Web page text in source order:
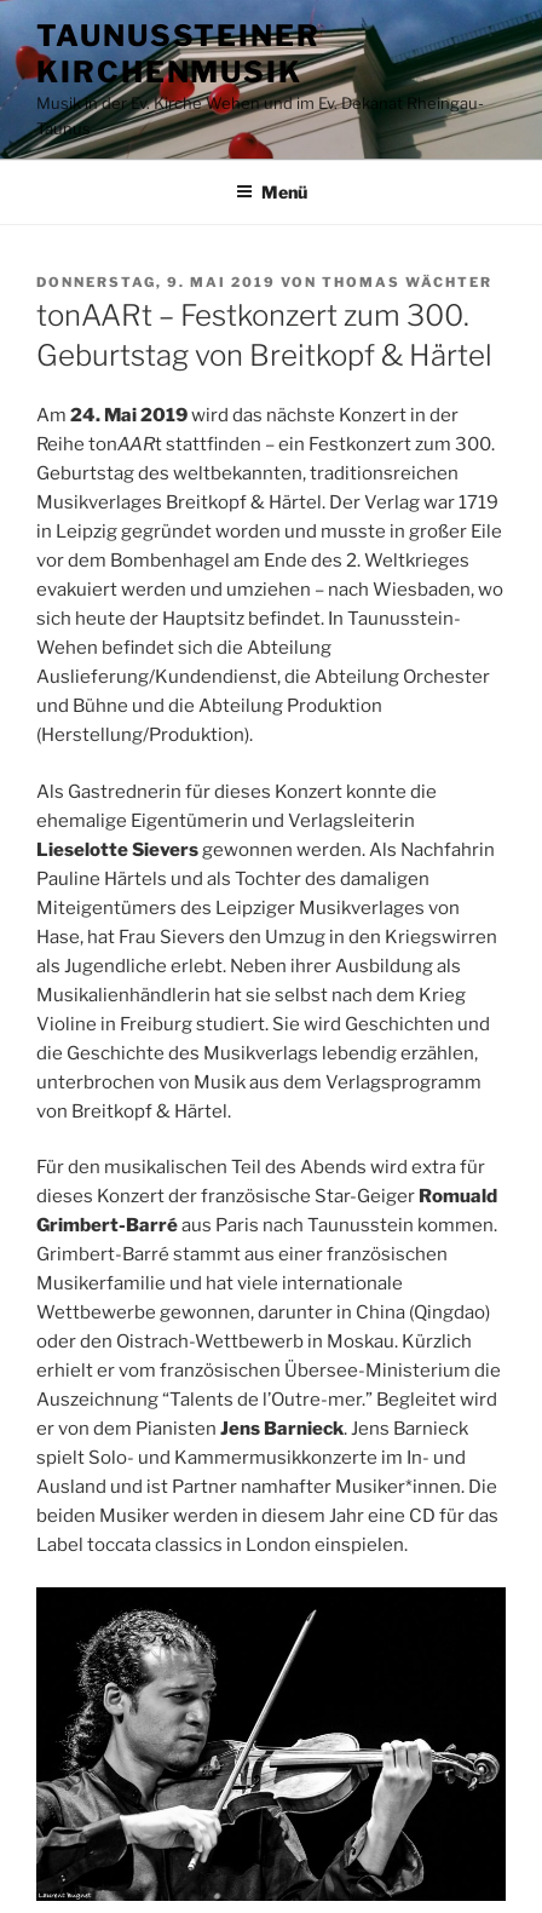
Inhalt
springen
TAUNUSSTEINER
KIRCHENMUSIK
Musik in der Ev. Kirche Wehen und im Ev. Dekanat Rheingau-
Taunus
Menü
VERÖFFENTLICHT
AM
DONNERSTAG, 9. MAI 2019 VON THOMAS WÄCHTER
tonAARt – Festkonzert zum 300.
Geburtstag von Breitkopf & Härtel
Am 24. Mai 2019wird das nächste Konzert in der
Reihe tonAARt stattfinden – ein Festkonzert zum 300.
Geburtstag des weltbekannten, traditionsreichen
Musikverlages Breitkopf & Härtel. Der Verlag war 1719
in Leipzig gegründet worden und musste in großer Eile
vor dem Bombenhagel am Ende des 2. Weltkrieges
evakuiert werden und umziehen – nach Wiesbaden, wo
sich heute der Hauptsitz befindet. In Taunusstein-
Wehen befindet sich die Abteilung
Auslieferung/Kundendienst, die Abteilung Orchester
und Bühne und die Abteilung Produktion
(Herstellung/Produktion).
Als Gastrednerin für dieses Konzert konnte die
ehemalige Eigentümerin und Verlagsleiterin
Lieselotte Sieversgewonnen werden. Als Nachfahrin
Pauline Härtels und als Tochter des damaligen
Miteigentümers des Leipziger Musikverlages von
Hase, hat Frau Sievers den Umzug in den Kriegswirren
als Jugendliche erlebt. Neben ihrer Ausbildung als
Musikalienhändlerin hat sie selbst nach dem Krieg
Violine in Freiburg studiert. Sie wird Geschichten und
die Geschichte des Musikverlags lebendig erzählen,
unterbrochen von Musik aus dem Verlagsprogramm
von Breitkopf & Härtel.
Für den musikalischen Teil des Abends wird extra für
dieses Konzert der französische Star-Geiger Romuald
Grimbert-Barréaus Paris nach Taunusstein kommen.
Grimbert-Barré stammt aus einer französischen
Musikerfamilie und hat viele internationale
Wettbewerbe gewonnen, darunter in China (Qingdao)
oder den Oistrach-Wettbewerb in Moskau. Kürzlich
erhielt er vom französischen Übersee-Ministerium die
Auszeichnung “Talents de l’Outre-mer.” Begleitet wird
er von dem Pianisten Jens Barnieck. Jens Barnieck
spielt Solo- und Kammermusikkonzerte im In- und
Ausland und ist Partner namhafter Musiker*innen. Die
beiden Musiker werden in diesem Jahr eine CD für das
Label toccata classics in London einspielen.